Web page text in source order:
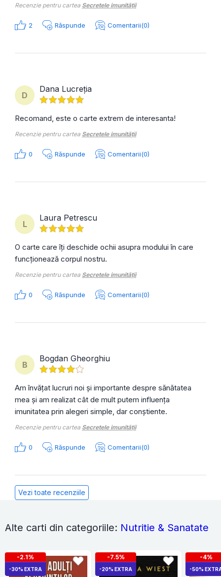
Recenzie pentru cartea Secretele imunității
2 Răspunde Comentarii(0)
D
Dana Lucreția
Recomand, este o carte extrem de interesanta!
Recenzie pentru cartea Secretele imunității
0 Răspunde Comentarii(0)
L
Laura Petrescu
O carte care îți deschide ochii asupra modului în care
funcționează corpul nostru.
Recenzie pentru cartea Secretele imunității
0 Răspunde Comentarii(0)
B
Bogdan Gheorghiu
Am învățat lucruri noi și importante despre sănătatea
mea și am realizat cât de mult putem influența
imunitatea prin alegeri simple, dar conștiente.
Recenzie pentru cartea Secretele imunității
0 Răspunde Comentarii(0)
Vezi toate recenziile
Alte carti din categoriile: Nutritie & Sanatate
-2.1%
-30% EXTRA
-7.5%
-20% EXTRA
-4%
-50%